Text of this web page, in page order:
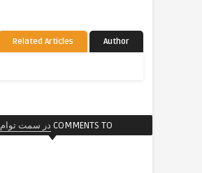
Related Articles Author
COMMENTS TO در سمت توام